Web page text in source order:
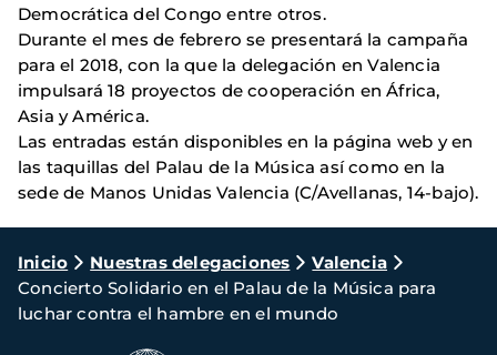
Democrática del Congo entre otros.
Durante el mes de febrero se presentará la campaña
para el 2018, con la que la delegación en Valencia
impulsará 18 proyectos de cooperación en África,
Asia y América.
Las entradas están disponibles en la página web y en
las taquillas del Palau de la Música así como en la
sede de Manos Unidas Valencia (C/Avellanas, 14-bajo).
Ruta
de
navegación
Inicio Nuestras delegaciones
Valencia
Concierto Solidario en el Palau de la Música para
luchar contra el hambre en el mundo